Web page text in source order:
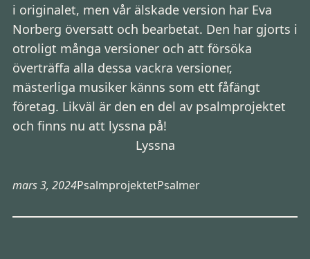
i originalet, men vår älskade version har Eva
Norberg översatt och bearbetat. Den har gjorts i
otroligt många versioner och att försöka
överträffa alla dessa vackra versioner,
mästerliga musiker känns som ett fåfängt
företag. Likväl är den en del av psalmprojektet
och finns nu att lyssna på!
Lyssna
mars 3, 2024PsalmprojektetPsalmer